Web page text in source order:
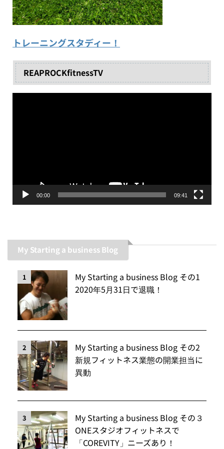
トレーニングスタディー！
REAPROCKfitnessTV
00:00 09:41
My Starting a business Blog
1
My Starting a business Blog その1
2020年5月31日で退職！
2
My Starting a business Blog その2
新規フィットネス業態の開業担当に
異動
3
My Starting a business Blog その３
ONEスタジオフィットネスで
「COREVITY」ニーズあり！